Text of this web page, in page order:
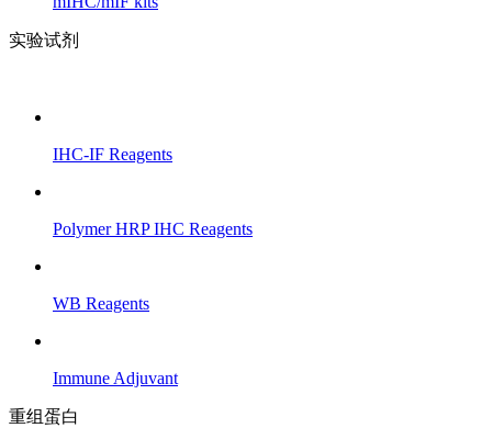
实验试剂
IHC-IF Reagents
Polymer HRP IHC Reagents
WB Reagents
Immune Adjuvant
重组蛋白